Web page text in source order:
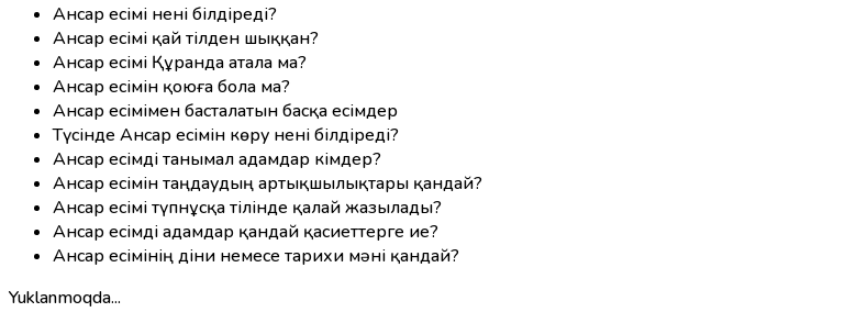
Ансар есімі нені білдіреді?
Ансар есімі қай тілден шыққан?
Ансар есімі Құранда атала ма?
Ансар есімін қоюға бола ма?
Ансар есімімен басталатын басқа есімдер
Түсінде Ансар есімін көру нені білдіреді?
Ансар есімді танымал адамдар кімдер?
Ансар есімін таңдаудың артықшылықтары қандай?
Ансар есімі түпнұсқа тілінде қалай жазылады?
Ансар есімді адамдар қандай қасиеттерге ие?
Ансар есімінің діни немесе тарихи мәні қандай?
Yuklanmoqda...